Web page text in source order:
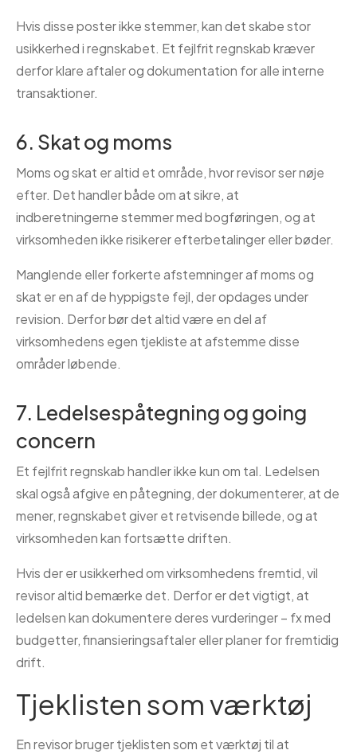
Hvis disse poster ikke stemmer, kan det skabe stor
usikkerhed i regnskabet. Et fejlfrit regnskab kræver
derfor klare aftaler og dokumentation for alle interne
transaktioner.
6. Skat og moms
Moms og skat er altid et område, hvor revisor ser nøje
efter. Det handler både om at sikre, at
indberetningerne stemmer med bogføringen, og at
virksomheden ikke risikerer efterbetalinger eller bøder.
Manglende eller forkerte afstemninger af moms og
skat er en af de hyppigste fejl, der opdages under
revision. Derfor bør det altid være en del af
virksomhedens egen tjekliste at afstemme disse
områder løbende.
7. Ledelsespåtegning og going
concern
Et fejlfrit regnskab handler ikke kun om tal. Ledelsen
skal også afgive en påtegning, der dokumenterer, at de
mener, regnskabet giver et retvisende billede, og at
virksomheden kan fortsætte driften.
Hvis der er usikkerhed om virksomhedens fremtid, vil
revisor altid bemærke det. Derfor er det vigtigt, at
ledelsen kan dokumentere deres vurderinger – fx med
budgetter, finansieringsaftaler eller planer for fremtidig
drift.
Tjeklisten som værktøj
En revisor bruger tjeklisten som et værktøj til at